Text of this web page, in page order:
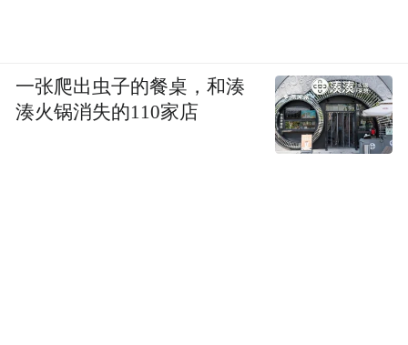
一张爬出虫子的餐桌，和湊
湊火锅消失的110家店